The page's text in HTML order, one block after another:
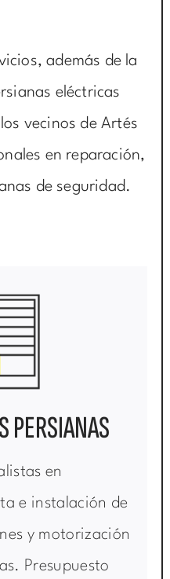
además de la
eléctricas
vecinos de Artés
en reparación,
de seguridad.
PERSIANAS
en
e instalación de
y motorización
Presupuesto